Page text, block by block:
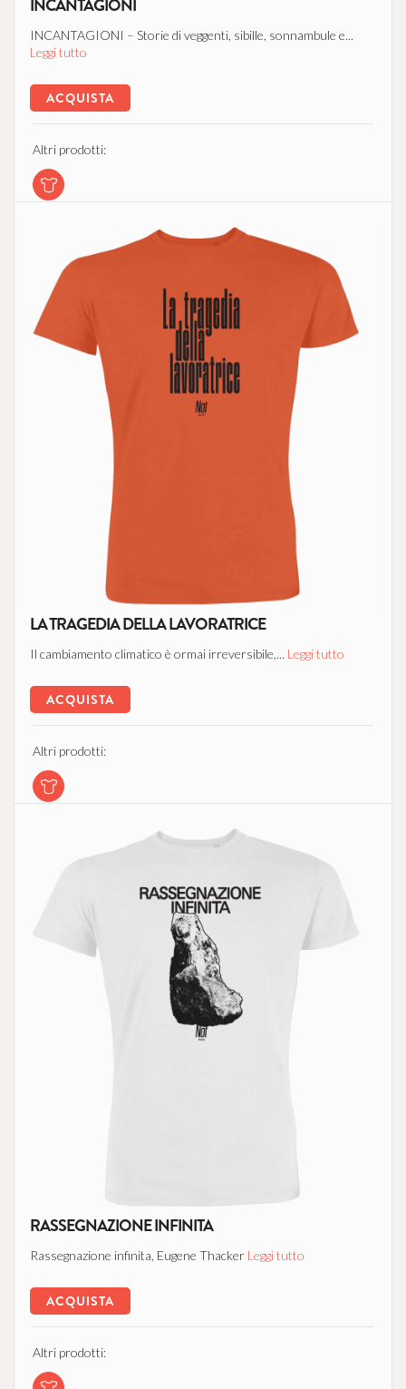
INCANTAGIONI
INCANTAGIONI – Storie di veggenti, sibille, sonnambule e...
Leggi tutto
ACQUISTA
Altri prodotti:
LA TRAGEDIA DELLA LAVORATRICE
Il cambiamento climatico è ormai irreversibile,... Leggi tutto
ACQUISTA
Altri prodotti:
RASSEGNAZIONE INFINITA
Rassegnazione infinita, Eugene Thacker Leggi tutto
ACQUISTA
Altri prodotti: